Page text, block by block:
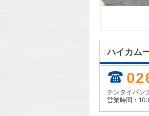
ハイカム
チンタイバン
営業時間：